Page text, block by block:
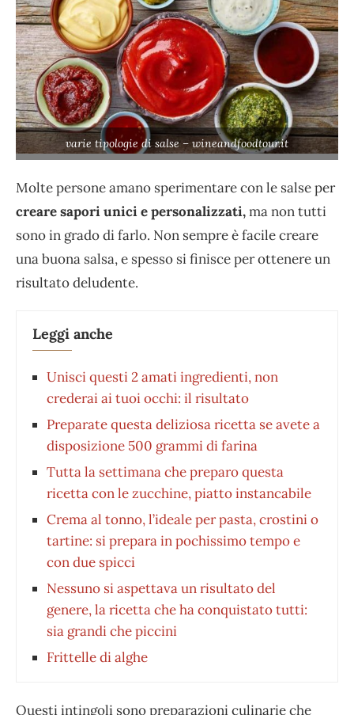
varie tipologie di salse – wineandfoodtour.it
Molte persone amano sperimentare con le salse per
creare sapori unici e personalizzati,ma non tutti
sono in grado di farlo. Non sempre è facile creare
una buona salsa, e spesso si finisce per ottenere un
risultato deludente.
Leggi anche
Unisci questi 2 amati ingredienti, non
crederai ai tuoi occhi: il risultato
Preparate questa deliziosa ricetta se avete a
disposizione 500 grammi di farina
Tutta la settimana che preparo questa
ricetta con le zucchine, piatto instancabile
Crema al tonno, l’ideale per pasta, crostini o
tartine: si prepara in pochissimo tempo e
con due spicci
Nessuno si aspettava un risultato del
genere, la ricetta che ha conquistato tutti:
sia grandi che piccini
Frittelle di alghe
Questi intingoli sono preparazioni culinarie che